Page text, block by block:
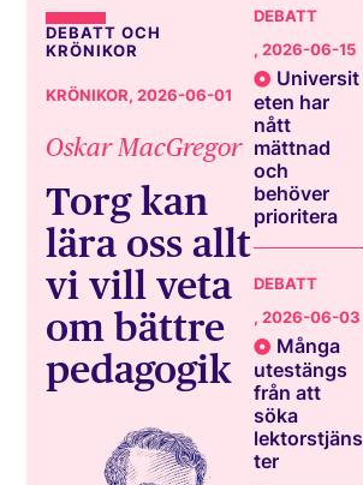
DEBATT OCH
KRÖNIKOR
KRÖNIKOR, 2026-06-01
Oskar MacGregor
Torg kan
lära oss allt
vi vill veta
om bättre
pedagogik
DEBATT
, 2026-06-15
Universit
eten har
nått
mättnad
och
behöver
prioritera
DEBATT
, 2026-06-03
Många
utestängs
från att
söka
lektorstjäns
ter